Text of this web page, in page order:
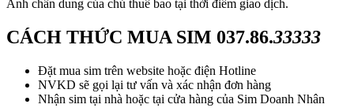
Ảnh chân dung của chủ thuê bao tại thời điểm giao dịch.
CÁCH THỨC MUA SIM 037.86.33333
Đặt mua sim trên website hoặc điện Hotline
NVKD sẽ gọi lại tư vấn và xác nhận đơn hàng
Nhận sim tại nhà hoặc tại cửa hàng của Sim Doanh Nhân